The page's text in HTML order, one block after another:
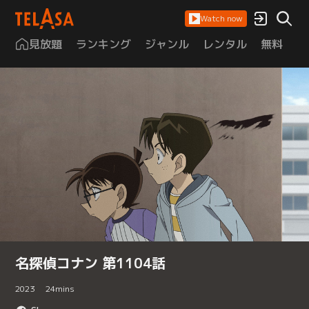
Watch now
見放題 ランキング ジャンル レンタル 無料
名探偵コナン 第1104話
2023 24mins